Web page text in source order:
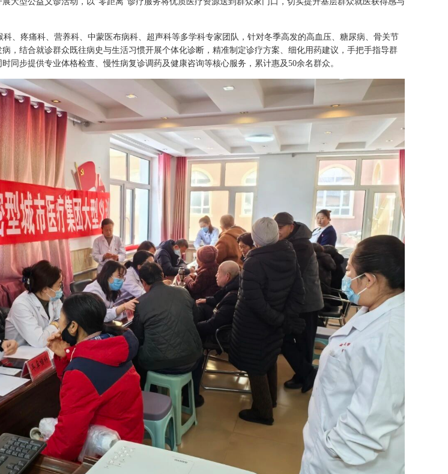
、疼痛科、营养科、中蒙医布病科、超声科等多学科专家团队，针对冬季高发的高血压、糖尿病、骨关节
，结合就诊群众既往病史与生活习惯开展个体化诊断，精准制定诊疗方案、细化用药建议，手把手指导群
同步提供专业体格检查、慢性病复诊调药及健康咨询等核心服务，累计惠及50余名群众。